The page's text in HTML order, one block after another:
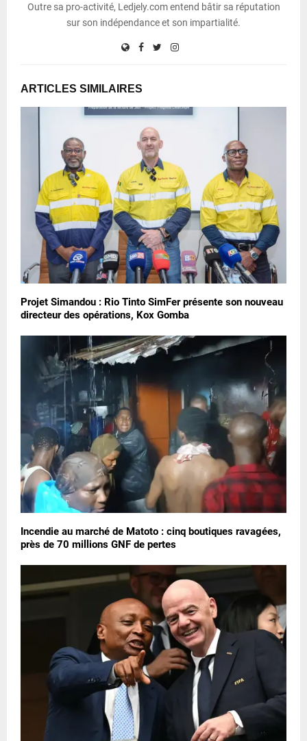
Outre sa pro-activité, Ledjely.com entend bâtir sa réputation
sur son indépendance et son impartialité.
ARTICLES SIMILAIRES
Projet Simandou : Rio Tinto SimFer présente son nouveau
directeur des opérations, Kox Gomba
Incendie au marché de Matoto : cinq boutiques ravagées,
près de 70 millions GNF de pertes